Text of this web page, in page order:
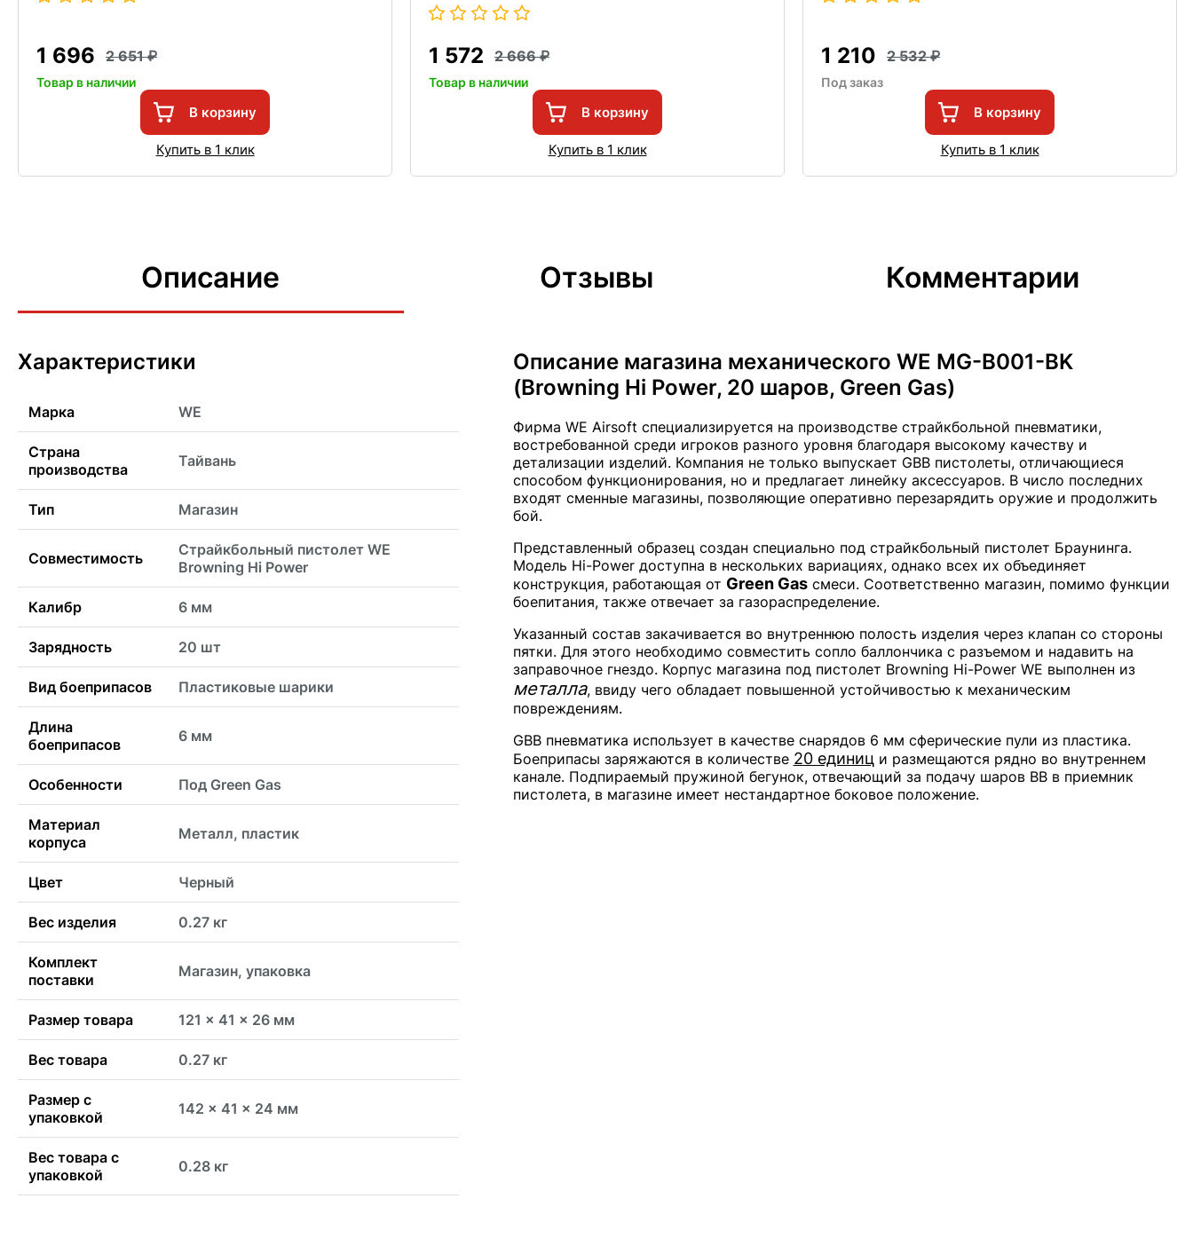
1 696 2 651
Товар в наличии
В корзину
Купить в 1 клик
1 572 2 666
Товар в наличии
В корзину
Купить в 1 клик
1 210 2 532
Под заказ
В корзину
Купить в 1 клик
Описание Отзывы Комментарии
Характеристики
Марка WE
Страна
производства
Тайвань
Тип Магазин
Совместимость
Страйкбольный пистолет WE
Browning Hi Power
Калибр 6 мм
Зарядность 20 шт
Вид боеприпасов Пластиковые шарики
Длина
боеприпасов
6 мм
Особенности Под Green Gas
Материал
корпуса
Металл, пластик
Цвет Черный
Вес изделия 0.27 кг
Комплект
поставки
Магазин, упаковка
Размер товара 121 x 41 x 26 мм
Вес товара 0.27 кг
Размер с
упаковкой
142 x 41 x 24 мм
Вес товара с
упаковкой
0.28 кг
Описание магазина механического WE MG-B001-BK
(Browning Hi Power, 20 шаров, Green Gas)
Фирма WE Airsoft специализируется на производстве страйкбольной пневматики,
востребованной среди игроков разного уровня благодаря высокому качеству и
детализации изделий. Компания не только выпускает GBB пистолеты, отличающиеся
способом функционирования, но и предлагает линейку аксессуаров. В число последних
входят сменные магазины, позволяющие оперативно перезарядить оружие и продолжить
бой.
Представленный образец создан специально под страйкбольный пистолет Браунинга.
Модель Hi-Power доступна в нескольких вариациях, однако всех их объединяет
конструкция, работающая от Green Gasсмеси. Соответственно магазин, помимо функции
боепитания, также отвечает за газораспределение.
Указанный состав закачивается во внутреннюю полость изделия через клапан со стороны
пятки. Для этого необходимо совместить сопло баллончика с разъемом и надавить на
заправочное гнездо. Корпус магазина под пистолет Browning Hi-Power WE выполнен из
металла, ввиду чего обладает повышенной устойчивостью к механическим
повреждениям.
GBB пневматика использует в качестве снарядов 6 мм сферические пули из пластика.
Боеприпасы заряжаются в количестве 20 единици размещаются рядно во внутреннем
канале. Подпираемый пружиной бегунок, отвечающий за подачу шаров BB в приемник
пистолета, в магазине имеет нестандартное боковое положение.